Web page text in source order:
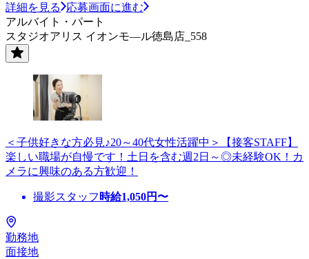
詳細を見る
応募画面に進む
アルバイト・パート
スタジオアリス イオンモ—ル徳島店_558
＜子供好きな方必見♪20～40代女性活躍中＞【接客STAFF】
楽しい職場が自慢です！土日を含む週2日～◎未経験OK！カ
メラに興味のある方歓迎！
撮影スタッフ 時給1,050円〜
勤務地
面接地